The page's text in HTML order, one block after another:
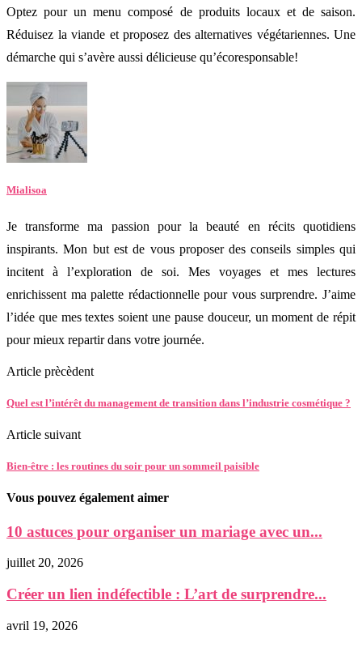
Optez pour un menu composé de produits locaux et de saison.
Réduisez la viande et proposez des alternatives végétariennes. Une
démarche qui s’avère aussi délicieuse qu’écoresponsable!
Mialisoa
Je transforme ma passion pour la beauté en récits quotidiens
inspirants. Mon but est de vous proposer des conseils simples qui
incitent à l’exploration de soi. Mes voyages et mes lectures
enrichissent ma palette rédactionnelle pour vous surprendre. J’aime
l’idée que mes textes soient une pause douceur, un moment de répit
pour mieux repartir dans votre journée.
Article prècèdent
Quel est l’intérêt du management de transition dans l’industrie cosmétique ?
Article suivant
Bien-être : les routines du soir pour un sommeil paisible
Vous pouvez également aimer
10 astuces pour organiser un mariage avec un...
juillet 20, 2026
Créer un lien indéfectible : L’art de surprendre...
avril 19, 2026